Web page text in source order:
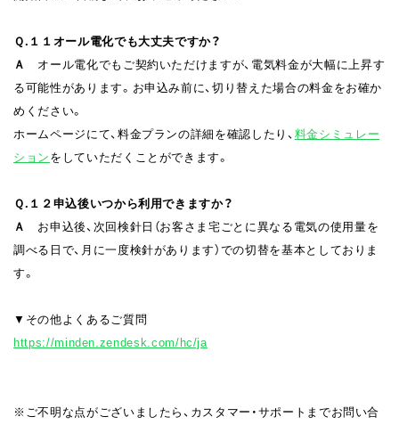
Ｑ.１１オール電化でも大丈夫ですか？
Ａ オール電化でもご契約いただけますが、電気料金が大幅に上昇す
る可能性があります。お申込み前に、切り替えた場合の料金をお確か
めください。
ホームページにて、料金プランの詳細を確認したり、料金シミュレー
ションをしていただくことができます。
Ｑ.１２申込後いつから利用できますか？
Ａ お申込後、次回検針日（お客さま宅ごとに異なる電気の使用量を
調べる日で、月に一度検針があります）での切替を基本としておりま
す。
▼その他よくあるご質問
https://minden.zendesk.com/hc/ja
※ご不明な点がございましたら、カスタマー・サポートまでお問い合